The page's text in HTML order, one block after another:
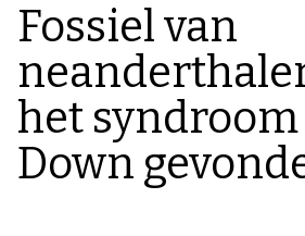
Fossiel van
het
Down